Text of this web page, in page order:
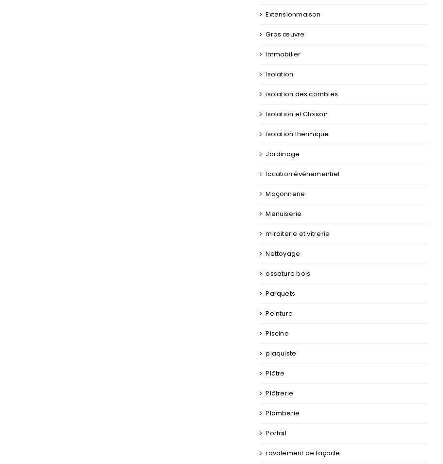
Extensionmaison
Gros œuvre
Immobilier
Isolation
isolation des combles
Isolation et Cloison
Isolation thermique
Jardinage
location événementiel
Maçonnerie
Menuiserie
miroiterie et vitrerie
Nettoyage
ossature bois
Parquets
Peinture
Piscine
plaquiste
Plâtre
Plâtrerie
Plomberie
Portail
ravalement de façade